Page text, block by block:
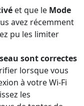
et que le Mode
avez récemment
pu les limiter
sont correctes
lorsque vous
à votre Wi-Fi
les